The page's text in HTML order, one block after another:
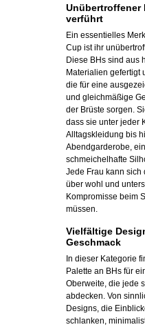
Unübertroffener
verführt
Ein essentielles
Cup ist ihr
Diese BHs sind aus
Materialien gefertigt
die für eine
und gleichmäßige
der Brüste sorgen.
dass sie unter jeder
Alltagskleidung bis
Abendgarderobe,
schmeichelhafte
Jede Frau kann sich
über wohl und
Kompromisse beim
müssen.
Vielfältige
Geschmack
In dieser Kategorie
Palette an BHs für
Oberweite, die jede
abdecken. Von
Designs, die
schlanken,